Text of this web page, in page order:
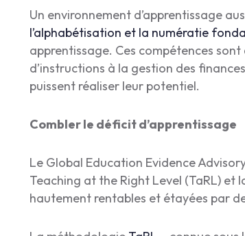
Un environnement d’apprentissage
l’alphabétisation et la numératie
apprentissage. Ces compétences
d’instructions à la gestion des
puissent réaliser leur potentiel.
Combler le déficit d’apprentissage
Le Global Education Evidence
Teaching at the Right Level (TaRL)
hautement rentables et étayées par